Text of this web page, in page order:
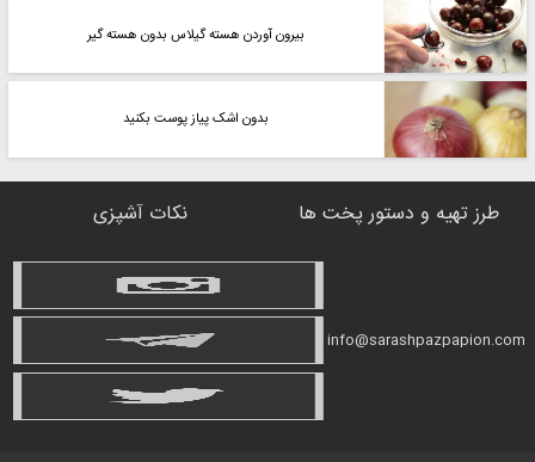
بیرون آوردن هسته گیلاس بدون هسته گیر
بدون اشک پیاز پوست بکنید
طرز تهیه و دستور پخت ها نکات آشپزی
info@sarashpazpapion.com